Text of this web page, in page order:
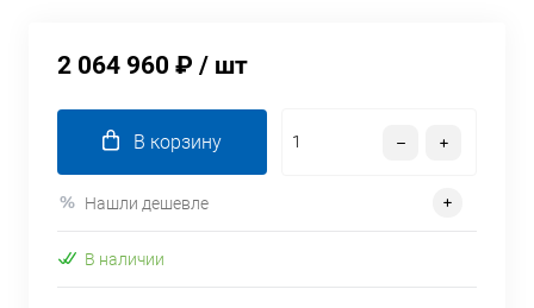
2 064 960 ₽ / шт
В корзину
Нашли дешевле
В наличии